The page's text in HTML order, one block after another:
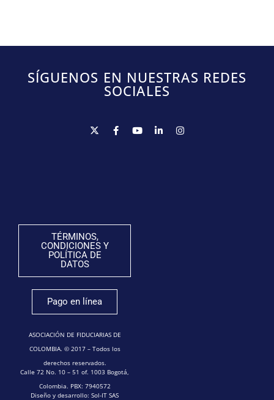
SÍGUENOS EN NUESTRAS REDES
SOCIALES
TÉRMINOS,
CONDICIONES Y
POLÍTICA DE
DATOS
Pago en línea
ASOCIACIÓN DE FIDUCIARIAS DE
COLOMBIA. © 2017 – Todos los
derechos reservados.
Calle 72 No. 10 – 51 of. 1003 Bogotá,
Colombia. PBX: 7940572
Diseño y desarrollo: Sol-IT SAS